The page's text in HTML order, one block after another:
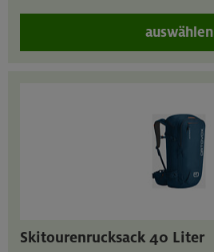
auswählen
Skitourenrucksack 40 Liter